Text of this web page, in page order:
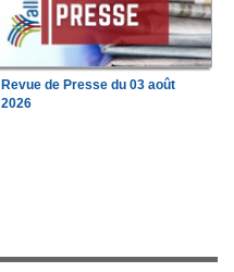
Revue de Presse du 03 août
2026